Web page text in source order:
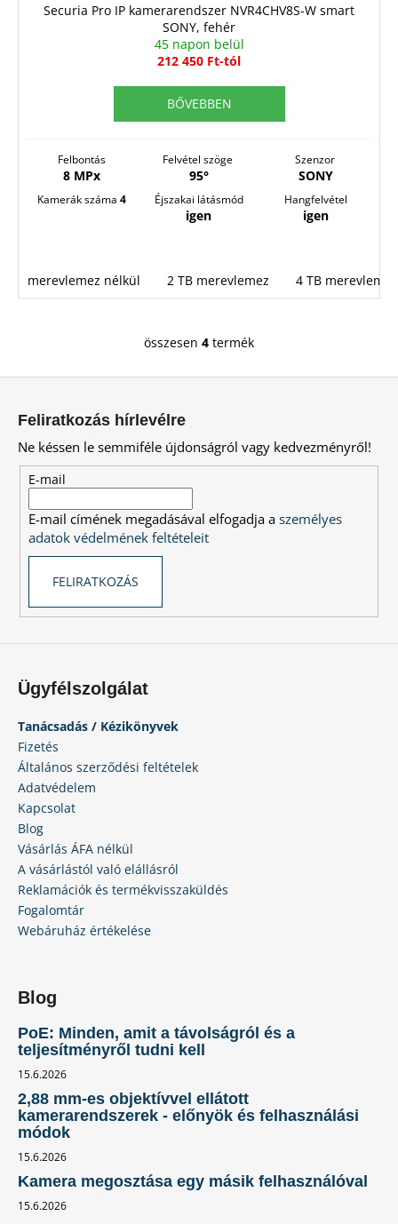
Securia Pro IP kamerarendszer NVR4CHV8S-W smart
SONY, fehér
45 napon belül
212 450 Ft-tól
BŐVEBBEN
Felbontás
8 MPx
Felvétel szöge
95°
Szenzor
SONY
Kamerák száma 4 Éjszakai látásmód
igen
Hangfelvétel
igen
merevlemez nélkül 2 TB merevlemez 4 TB merevlemez
L
i
r
y
í
l
összesen 4 termék
Feliratkozás hírlevélre
Ne késsen le semmiféle újdonságról vagy kedvezményről!
E-mail
E-mail címének megadásával elfogadja aszemélyes
adatok védelmének feltételeit
FELIRATKOZÁS
Ügyfélszolgálat
Tanácsadás / Kézikönyvek
Fizetés
Általános szerződési feltételek
Adatvédelem
Kapcsolat
Blog
Vásárlás ÁFA nélkül
A vásárlástól való elállásról
Reklamációk és termékvisszaküldés
Fogalomtár
Webáruház értékelése
Blog
PoE: Minden, amit a távolságról és a
teljesítményről tudni kell
15.6.2026
2,88 mm-es objektívvel ellátott
kamerarendszerek - előnyök és felhasználási
módok
15.6.2026
Kamera megosztása egy másik felhasználóval
15.6.2026